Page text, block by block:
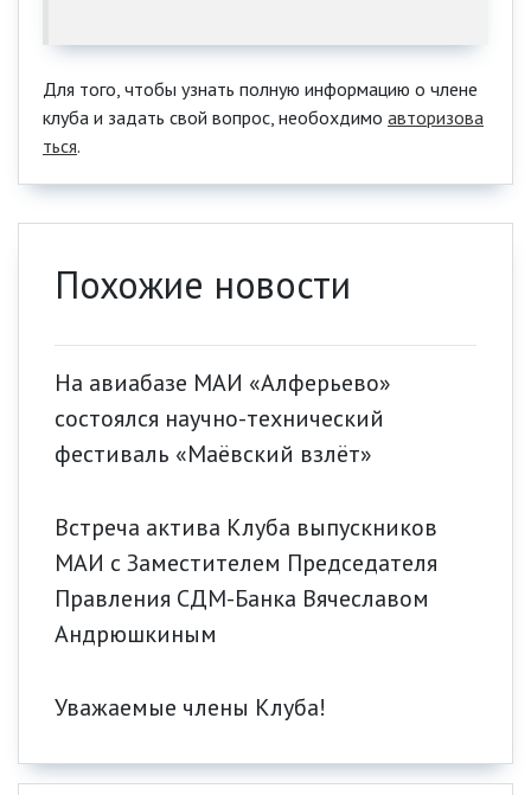
Для того, чтобы узнать полную информацию о члене
клуба и задать свой вопрос, необохдимо авторизова
ться.
Похожие новости
На авиабазе МАИ «Алферьево»
состоялся научно-технический
фестиваль «Маёвский взлёт»
Встреча актива Клуба выпускников
МАИ с Заместителем Председателя
Правления СДМ-Банка Вячеславом
Андрюшкиным
Уважаемые члены Клуба!